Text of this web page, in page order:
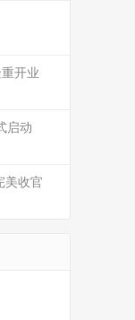
开业
启动
美收官